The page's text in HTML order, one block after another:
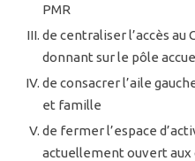
PMR
de centraliser l’accès
donnant sur le pôle
de consacrer l’aile
et famille
de fermer l’espace
actuellement ouvert aux